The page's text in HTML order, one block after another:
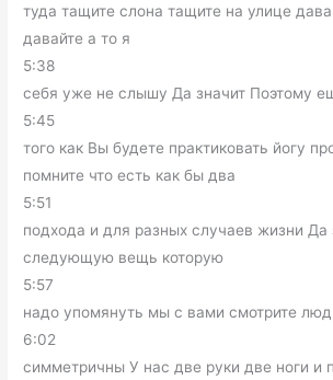
туда тащите слона тащите на улице
давайте а то я
5:38
себя уже не слышу Да значит Поэтому
5:45
того как Вы будете практиковать йогу
помните что есть как бы два
5:51
подхода и для разных случаев жизни Да
следующую вещь которую
5:57
надо упомянуть мы с вами смотрите
6:02
симметричны У нас две руки две ноги и